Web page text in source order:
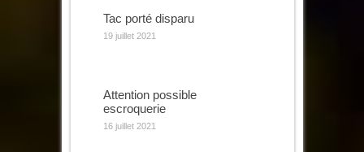
Tac porté disparu
19 juillet 2021
Attention possible
escroquerie
16 juillet 2021